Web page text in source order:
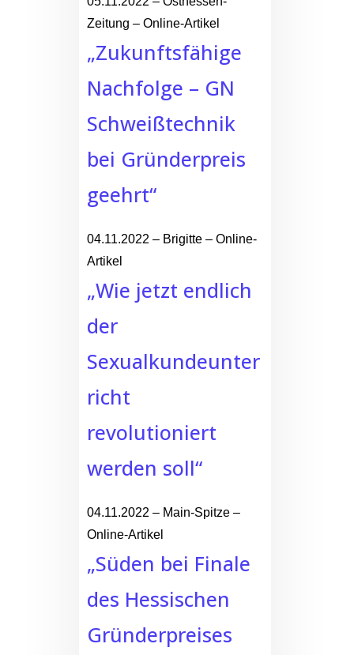
Zeitung – Online-Artikel
„Zukunftsfähige
Nachfolge – GN
Schweißtechnik
bei Gründerpreis
geehrt“
04.11.2022 – Brigitte – Online-
Artikel
„Wie jetzt endlich
der
Sexualkundeunter
richt
revolutioniert
werden soll“
04.11.2022 – Main-Spitze –
Online-Artikel
„Süden bei Finale
des Hessischen
Gründerpreises